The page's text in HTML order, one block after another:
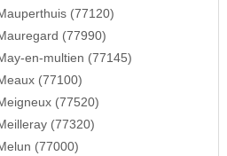
(77120)
(77990)
en-multien (77145)
(77100)
(77520)
(77320)
(77000)